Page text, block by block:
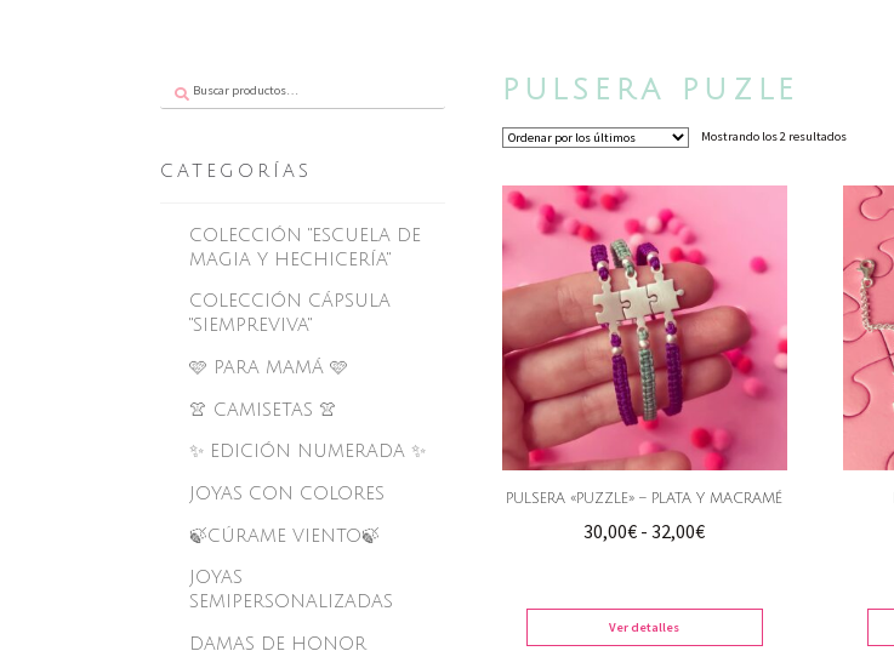
por:
CATEGORÍAS
COLECCIÓN "ESCUELA DE
MAGIA Y HECHICERÍA"
COLECCIÓN CÁPSULA
"SIEMPREVIVA"
🩷 PARA MAMÁ 🩷
👚 CAMISETAS 👚
✨ EDICIÓN NUMERADA ✨
JOYAS CON COLORES
🍃CÚRAME VIENTO🍃
JOYAS
SEMIPERSONALIZADAS
DAMAS DE HONOR
PULSERA PUZLE
Mostrando los 2 resultadosOrdenado
últimos
PULSERA «PUZZLE» – PLATA Y MACRAMÉ
30,00€ - 32,00€Rango
Ver detalles